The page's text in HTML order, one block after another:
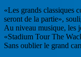
«Les grands classiques
seront de la partie»,
Au niveau musique, les
«Stadium Tour The
Sans oublier le grand